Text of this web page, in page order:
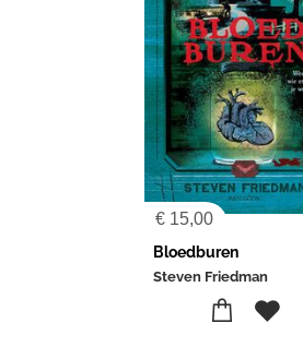
€ 15,00
Bloedburen
Steven Friedman